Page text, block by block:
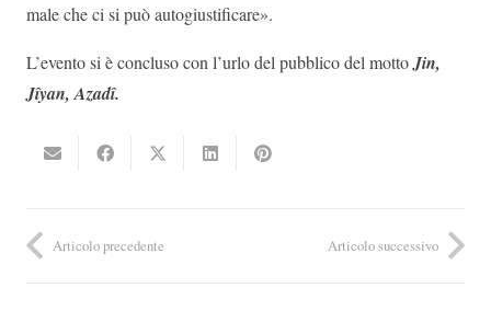
male che ci si può autogiustificare».
L’evento si è concluso con l’urlo del pubblico del mottoJin,
Jîyan, Azadî.
Articolo precedente Articolo successivo